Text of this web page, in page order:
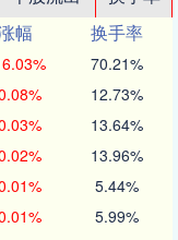
幅
换手率
70.21%
12.73%
13.64%
13.96%
5.44%
5.99%